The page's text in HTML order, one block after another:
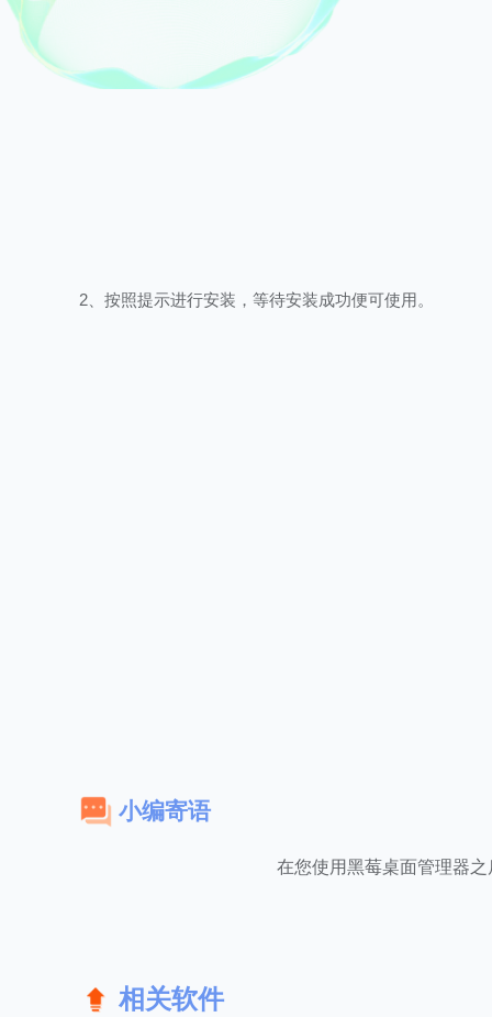
2、按照提示进行安装，等待安装成功便可使用。
小编寄语
在您使用黑莓桌面管理器
相关软件